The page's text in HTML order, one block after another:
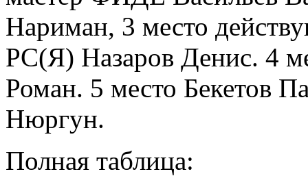
Нариман, 3 место
РС(Я) Назаров Денис. 4
Роман. 5 место Бекетов
Нюргун.
Полная таблица: